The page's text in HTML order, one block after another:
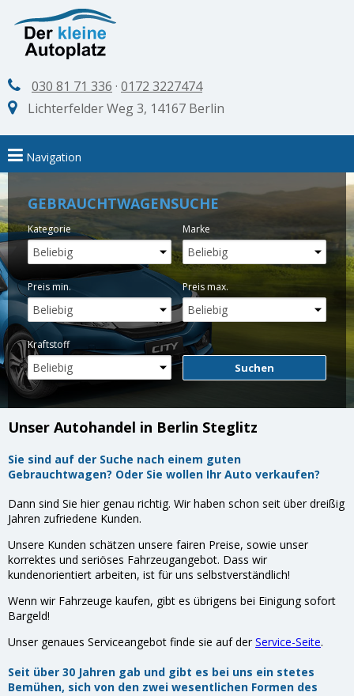
030 81 71 336 · 0172 3227474
Lichterfelder Weg 3, 14167 Berlin
Navigation
GEBRAUCHTWAGENSUCHE
Kategorie Marke
Preis min. Preis max.
Kraftstoff
Suchen
Unser Autohandel in Berlin Steglitz
Sie sind auf der Suche nach einem guten
Gebrauchtwagen? Oder Sie wollen Ihr Auto verkaufen?
Dann sind Sie hier genau richtig. Wir haben schon seit über dreißig
Jahren zufriedene Kunden.
Unsere Kunden schätzen unsere fairen Preise, sowie unser
korrektes und seriöses Fahrzeugangebot. Dass wir
kundenorientiert arbeiten, ist für uns selbstverständlich!
Wenn wir Fahrzeuge kaufen, gibt es übrigens bei Einigung sofort
Bargeld!
Unser genaues Serviceangebot finde sie auf derService-Seite.
Seit über 30 Jahren gab und gibt es bei uns ein stetes
Bemühen, sich von den zwei wesentlichen Formen des